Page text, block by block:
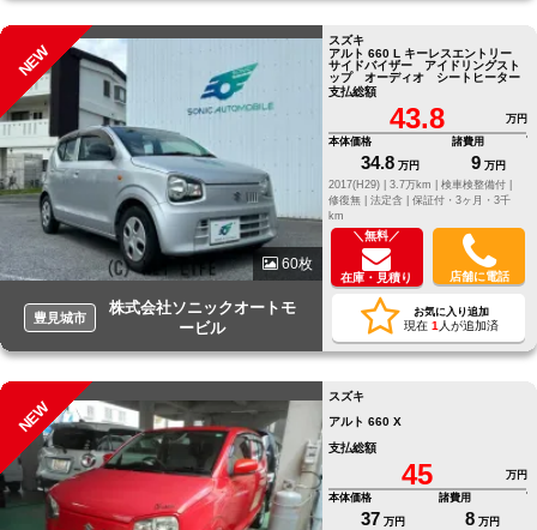
NEW
60枚
豊見城市
株式会社ソニックオートモ
ービル
スズキ
アルト 660 L キーレスエントリー
サイドバイザー アイドリングスト
ップ オーディオ シートヒーター
支払総額
43.8
万円
本体価格
34.8 万円
諸費用
9 万円
2017(H29) |
3.7万km |
検車検整備付 |
修復無 | 法定含 | 保証付・3ヶ月・3千
km
＼無料／
在庫・見積り 店舗に電話
お気に入り追加
現在 1 人が追加済
NEW
スズキ
アルト 660 X
支払総額
45
万円
本体価格
37 万円
諸費用
8 万円